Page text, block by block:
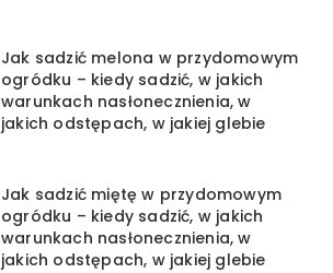
Jak sadzić melona w przydomowym
ogródku – kiedy sadzić, w jakich
warunkach nasłonecznienia, w
jakich odstępach, w jakiej glebie
Jak sadzić miętę w przydomowym
ogródku – kiedy sadzić, w jakich
warunkach nasłonecznienia, w
jakich odstępach, w jakiej glebie